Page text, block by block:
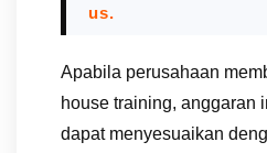
us.
Apabila perusahaan
house training, anggaran
dapat menyesuaikan